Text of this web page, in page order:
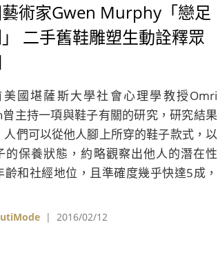
術家Gwen Murphy「戀足
二手舊鞋雕塑生動詮釋眾
國堪薩斯大學社會心理學教授Omri
主持一項與鞋子有關的研究，研究結果
人們可以從他人腳上所穿的鞋子款式，以
的保養狀態，約略觀察出他人的潛在性
齡和社經地位，且準確度幾乎快達5成，
訊。而對美國藝術家Gwen Murphy來
| 2016/02/12